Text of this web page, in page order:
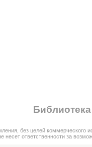
без целей
несет ответственности за